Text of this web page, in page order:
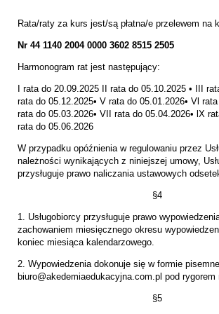
Rata/raty za kurs jest/są płatna/e przelewem na
Nr 44 1140 2004 0000 3602 8515 2505
Harmonogram rat jest następujący:
I rata do 20.09.2025 II rata do 05.10.2025 • III
rata do 05.12.2025• V rata do 05.01.2026• Vl rata
rata do 05.03.2026• VII rata do 05.04.2026• lX
rata do 05.06.2026
W przypadku opóźnienia w regulowaniu przez
należności wynikających z niniejszej umowy,
przysługuje prawo naliczania ustawowych
§4
1. Usługobiorcy przysługuje prawo
zachowaniem miesięcznego okresu
koniec miesiąca kalendarzowego.
2. Wypowiedzenia dokonuje się w formie
biuro@akedemiaedukacyjna.com.pl pod rygorem
§5